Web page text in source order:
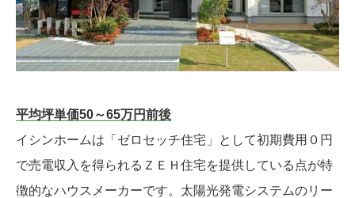
平均坪単価50～65万円前後
イシンホームは「ゼロセッチ住宅」として初期費用０円
で売電収入を得られるＺＥＨ住宅を提供している点が特
徴的なハウスメーカーです。太陽光発電システムのリー